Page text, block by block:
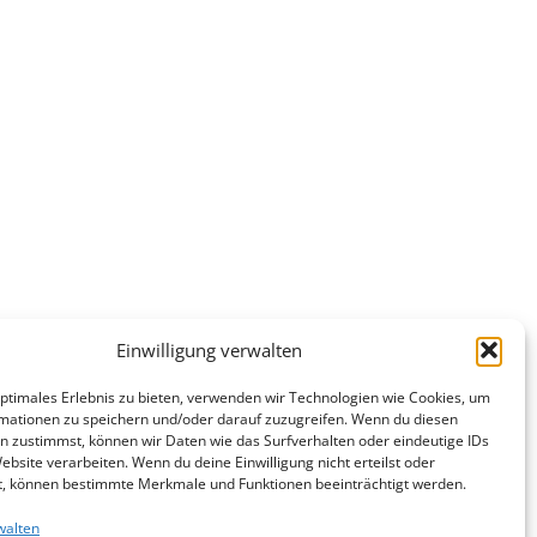
Einwilligung verwalten
Erlebnis zu bieten, verwenden wir Technologien wie Cookies, um
zu speichern und/oder darauf zuzugreifen. Wenn du diesen
zustimmst, können wir Daten wie das Surfverhalten oder eindeutige IDs
verarbeiten. Wenn du deine Einwilligung nicht erteilst oder
können bestimmte Merkmale und Funktionen beeinträchtigt werden.